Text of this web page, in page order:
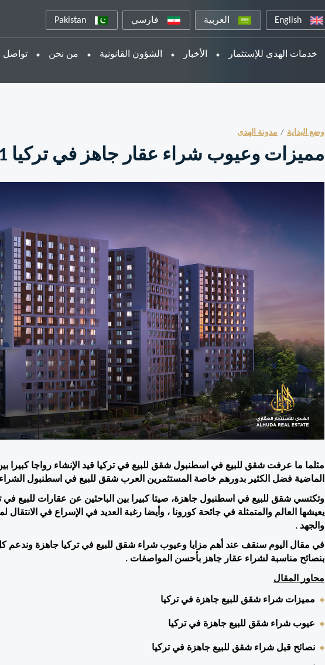
English العربية فارسي Pakistan
خدمات الهدى للإستثمار الأخبار الشؤون القانونية من نحن تواصل
وضع البداية مدونة الهدى
مميزات وعيوب شراء عقار جاهز في تركيا 2021
الماضية فضل الكثير بدورهم خاصة المستثمرين العرب شقق للبيع في اسطنبول
والجهد .
بنصائح مناسبة لشراء عقار جاهز بأحسن المواصفات .
محاور المقال
مميزات شراء شقق للبيع جاهزة في تركيا
عيوب شراء شقق للبيع جاهزة في تركيا
نصائح قبل شراء شقق للبيع جاهزة في تركيا